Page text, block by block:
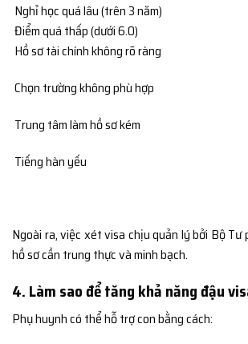
Nghỉ học quá lâu (trên 3 năm)
Điểm quá thấp (dưới 6.0)
Hồ sơ tài chính không rõ ràng
Chọn trường không phù hợp
Trung tâm làm hồ sơ kém
Tiếng hàn yếu
Ngoài ra, việc xét visa chịu quản lý bởi Bộ Tư
hồ sơ cần trung thực và minh bạch.
4. Làm sao để tăng khả năng đậu
Phụ huynh có thể hỗ trợ con bằng cách: